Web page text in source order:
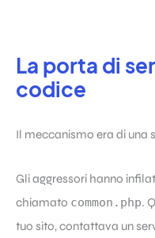
La porta di
codice
Il meccanismo era di una
Gli aggressori hanno
chiamato common.php.
tuo sito, contattava un